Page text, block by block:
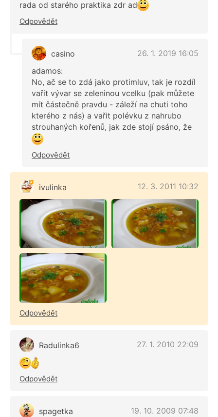
rada od starého praktika zdr ad
Odpovědět
casino
26. 1. 2019 16:05
adamos:
No, ač se to zdá jako protimluv, tak je rozdíl
vařit vývar se zeleninou vcelku (pak můžete
mít částečně pravdu - záleží na chuti toho
kterého z nás) a vařit polévku z nahrubo
strouhaných kořenů, jak zde stojí psáno, že
Odpovědět
ivulinka 12. 3. 2011 10:32
Odpovědět
Radulinka6 27. 1. 2010 22:09
Odpovědět
spagetka
19. 10. 2009 07:48